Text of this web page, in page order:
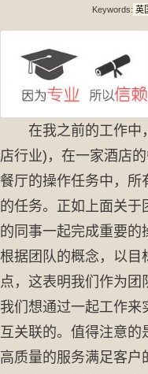
Keywords: 英
在我之前的工作中
店行业)，在一家酒店
餐厅的操作任务中，
的任务。正如上面关
的同事一起完成重要的
根据团队的概念，以目
点，这表明我们作为团
我们想通过一起工作来
互关联的。值得注意的
高质量的服务满足客户